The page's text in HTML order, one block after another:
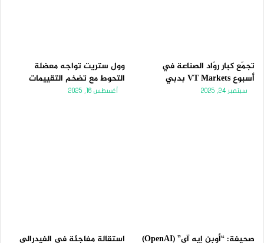
تجمّع كبار روّاد الصناعة في
أسبوع VT Markets بدبي
سبتمبر 24, 2025
وول ستريت تواجه معضلة
التحوط مع تضخم التقييمات
أغسطس 16, 2025
صحيفة: “أوبن إيه آي” (OpenAI)
استقالة مفاجئة في الفيدرالي